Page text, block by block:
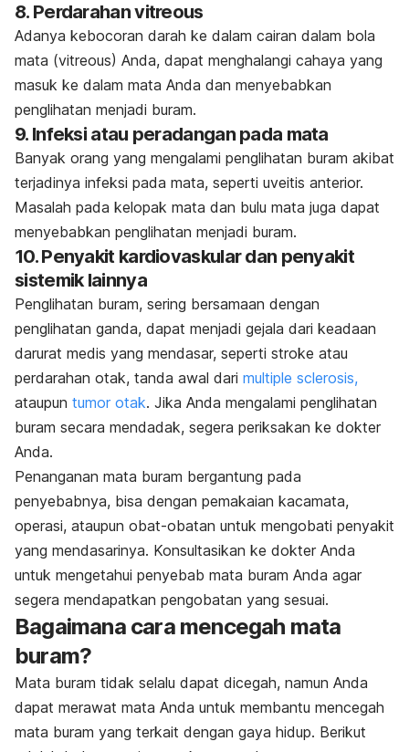
8. Perdarahanvitreous
Adanya kebocoran darah ke dalam cairan dalam bola
mata (vitreous) Anda, dapat menghalangi cahaya yang
masuk ke dalam mata Anda dan menyebabkan
penglihatan menjadi buram.
9. Infeksi atau peradangan pada mata
Banyak orang yang mengalami penglihatan buram akibat
terjadinya infeksi pada mata, seperti uveitis anterior.
Masalah pada kelopak mata dan bulu mata juga dapat
menyebabkan penglihatan menjadi buram.
10. Penyakit kardiovaskular dan penyakit
sistemik lainnya
Penglihatan buram, sering bersamaan dengan
penglihatan ganda, dapat menjadi gejala dari keadaan
darurat medis yang mendasar, seperti stroke atau
perdarahan otak, tanda awal dari multiple sclerosis,
ataupun tumor otak. Jika Anda mengalami penglihatan
buram secara mendadak, segera periksakan ke dokter
Anda.
Penanganan mata buram bergantung pada
penyebabnya, bisa dengan pemakaian kacamata,
operasi, ataupun obat-obatan untuk mengobati penyakit
yang mendasarinya. Konsultasikan ke dokter Anda
untuk mengetahui penyebab mata buram Anda agar
segera mendapatkan pengobatan yang sesuai.
Bagaimana cara mencegah mata
buram?
Mata buram tidak selalu dapat dicegah, namun Anda
dapat merawat mata Anda untuk membantu mencegah
mata buram yang terkait dengan gaya hidup. Berikut